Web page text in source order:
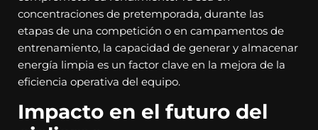
concentraciones de pretemporada, durante las
etapas de una competición o en campamentos de
entrenamiento, la capacidad de generar y almacenar
energía limpia es un factor clave en la mejora de la
eficiencia operativa del equipo.
Impacto en el futuro del